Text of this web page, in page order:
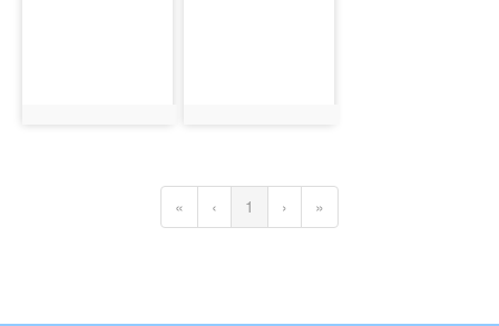
« ‹ 1 (current)
› »